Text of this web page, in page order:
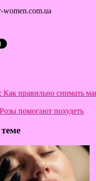
Как правильно снимать
Розы помогают похудеть